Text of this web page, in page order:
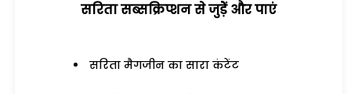
सरिता सब्सक्रिप्शन से जुड़ेें और पाएं
सरिता मैगजीन का सारा कंटेंट